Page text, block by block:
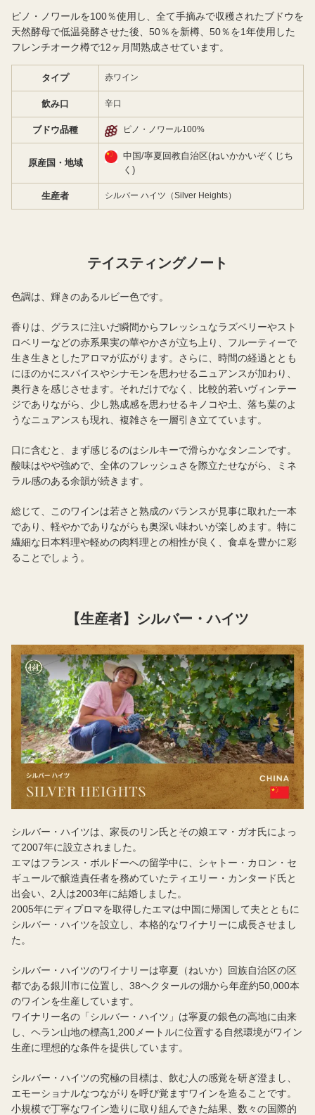
ピノ・ノワールを100％使用し、全て手摘みで収穫されたブドウを
天然酵母で低温発酵させた後、50％を新樽、50％を1年使用した
フレンチオーク樽で12ヶ月間熟成させています。
タイプ 赤ワイン
飲み口 辛口
ブドウ品種 ピノ・ノワール100%
原産国・地域
中国/寧夏回教自治区(ねいかかいぞくじち
く)
生産者 シルバー ハイツ（Silver Heights）
テイスティングノート
色調は、輝きのあるルビー色です。
香りは、グラスに注いだ瞬間からフレッシュなラズベリーやスト
ロベリーなどの赤系果実の華やかさが立ち上り、フルーティーで
生き生きとしたアロマが広がります。さらに、時間の経過ととも
にほのかにスパイスやシナモンを思わせるニュアンスが加わり、
奥行きを感じさせます。それだけでなく、比較的若いヴィンテー
ジでありながら、少し熟成感を思わせるキノコや土、落ち葉のよ
うなニュアンスも現れ、複雑さを一層引き立てています。
口に含むと、まず感じるのはシルキーで滑らかなタンニンです。
酸味はやや強めで、全体のフレッシュさを際立たせながら、ミネ
ラル感のある余韻が続きます。
総じて、このワインは若さと熟成のバランスが見事に取れた一本
であり、軽やかでありながらも奥深い味わいが楽しめます。特に
繊細な日本料理や軽めの肉料理との相性が良く、食卓を豊かに彩
ることでしょう。
【生産者】シルバー・ハイツ
シルバー・ハイツは、家長のリン氏とその娘エマ・ガオ氏によっ
て2007年に設立されました。
エマはフランス・ボルドーへの留学中に、シャトー・カロン・セ
ギュールで醸造責任者を務めていたティエリー・カンタード氏と
出会い、2人は2003年に結婚しました。
2005年にディプロマを取得したエマは中国に帰国して夫とともに
シルバー・ハイツを設立し、本格的なワイナリーに成長させまし
た。
シルバー・ハイツのワイナリーは寧夏（ねいか）回族自治区の区
都である銀川市に位置し、38ヘクタールの畑から年産約50,000本
のワインを生産しています。
ワイナリー名の「シルバー・ハイツ」は寧夏の銀色の高地に由来
し、ヘラン山地の標高1,200メートルに位置する自然環境がワイン
生産に理想的な条件を提供しています。
シルバー・ハイツの究極の目標は、飲む人の感覚を研ぎ澄まし、
エモーショナルなつながりを呼び覚ますワインを造ることです。
小規模で丁寧なワイン造りに取り組んできた結果、数々の国際的